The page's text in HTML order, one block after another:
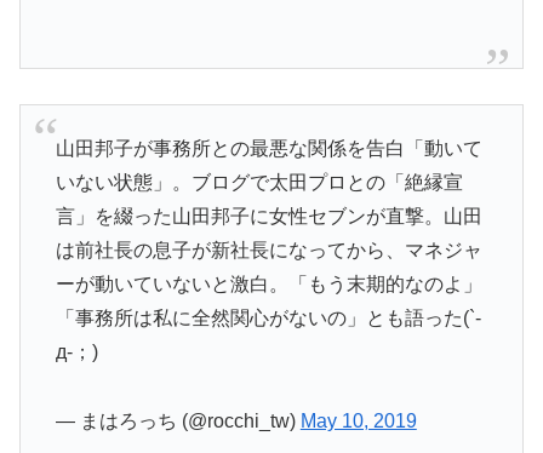
山田邦子が事務所との最悪な関係を告白「動いて
いない状態」。ブログで太田プロとの「絶縁宣
言」を綴った山田邦子に女性セブンが直撃。山田
は前社長の息子が新社長になってから、マネジャ
ーが動いていないと激白。「もう末期的なのよ」
「事務所は私に全然関心がないの」とも語った(`-
д-；)ゞ
— まはろっち (@rocchi_tw) May 10, 2019